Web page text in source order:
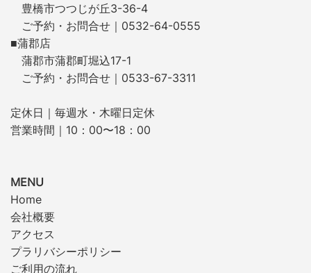
豊橋市つつじが丘3-36-4
ご予約・お問合せ｜0532-64-0555
■蒲郡店
蒲郡市蒲郡町堀込17-1
ご予約・お問合せ｜0533-67-3311
定休日｜毎週水・木曜日定休
営業時間｜10：00〜18：00
MENU
Home
会社概要
アクセス
プラリバシーポリシー
ご利用の流れ